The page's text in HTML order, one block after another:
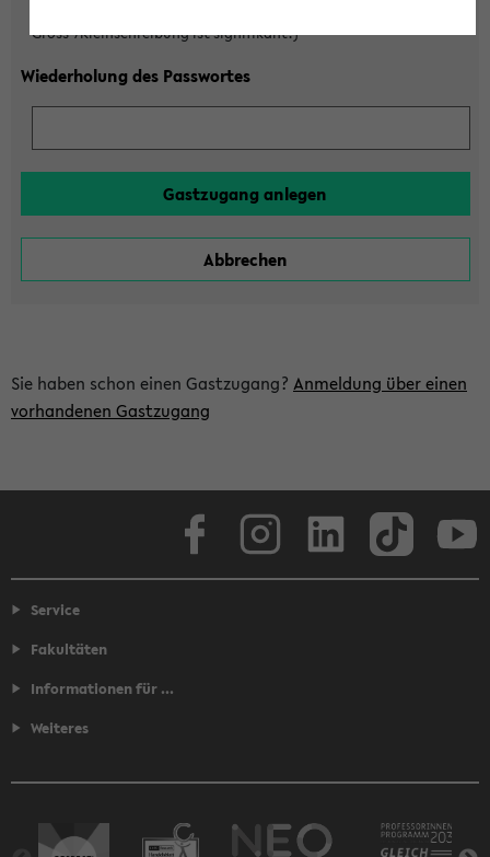
Gross-/Kleinschreibung ist signifikant!)
Wiederholung des Passwortes
Sie haben schon einen Gastzugang? Anmeldung über einen
vorhandenen Gastzugang
Service
Fakultäten
Informationen für ...
Weiteres